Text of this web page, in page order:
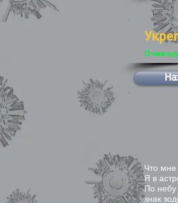
Что мне
Я в
По небу
знак